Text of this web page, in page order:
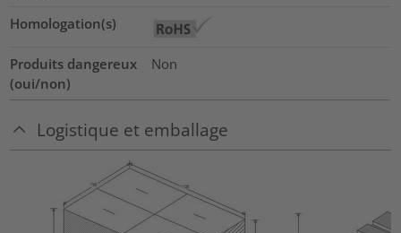
Homologation(s)
Produits dangereux
(oui/non)
Non
Logistique et emballage